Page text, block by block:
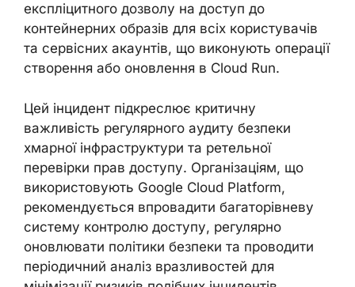
експліцитного дозволу на доступ до
контейнерних образів для всіх користувачів
та сервісних акаунтів, що виконують операції
створення або оновлення в Cloud Run.
Цей інцидент підкреслює критичну
важливість регулярного аудиту безпеки
хмарної інфраструктури та ретельної
перевірки прав доступу. Організаціям, що
використовують Google Cloud Platform,
рекомендується впровадити багаторівневу
систему контролю доступу, регулярно
оновлювати політики безпеки та проводити
періодичний аналіз вразливостей для